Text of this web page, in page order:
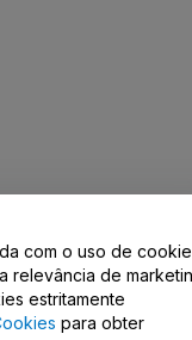
com o uso de
relevância de
estritamente
para obter